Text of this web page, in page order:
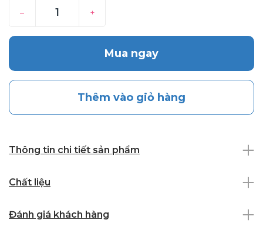
– +
Mua ngay
Thêm vào giỏ hàng
Thông tin chi tiết sản phẩm
Chất liệu
Đánh giá khách hàng